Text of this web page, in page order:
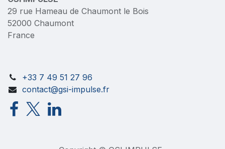
29 rue Hameau de Chaumont le Bois
52000 Chaumont
France
+33 7 49 51 27 96
contact@gsi-impulse.fr